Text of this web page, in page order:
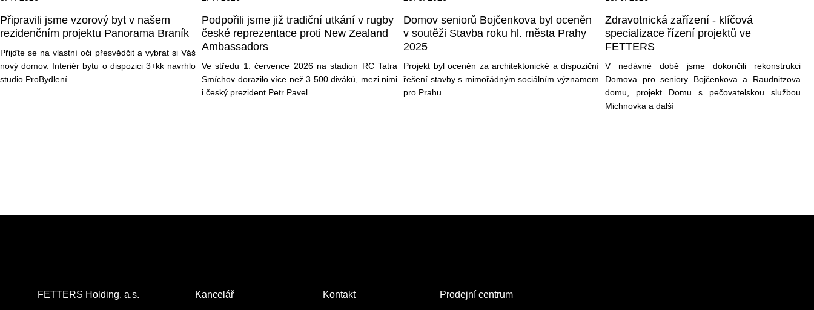
Připravili jsme vzorový byt v našem
rezidenčním projektu Panorama Braník
Přijďte se na vlastní oči přesvědčit a vybrat si Váš
nový domov. Interiér bytu o dispozici 3+kk navrhlo
studio ProBydlení
Podpořili jsme již tradiční utkání v rugby
české reprezentace proti New Zealand
Ambassadors
Ve středu 1. července 2026 na stadion RC Tatra
Smíchov dorazilo více než 3 500 diváků, mezi nimi
i český prezident Petr Pavel
Domov seniorů Bojčenkova byl oceněn
v soutěži Stavba roku hl. města Prahy
2025
Projekt byl oceněn za architektonické a dispoziční
řešení stavby s mimořádným sociálním významem
pro Prahu
Zdravotnická zařízení - klíčová
specializace řízení projektů ve
FETTERS
V nedávné době jsme dokončili rekonstrukci
Domova pro seniory Bojčenkova a Raudnitzova
domu, projekt Domu s pečovatelskou službou
Michnovka a další
FETTERS Holding, a.s. Kancelář Kontakt Prodejní centrum